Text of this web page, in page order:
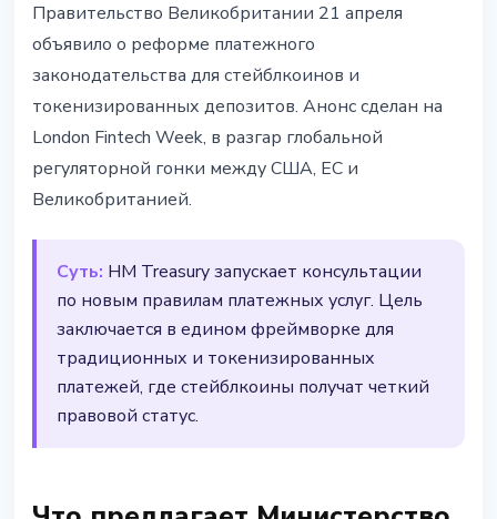
Великобритания реформирует
платежное законодательство
для стейблкоинов и
токенизированных депозитов
21 апреля 2026 г.2 мин чтения
Наталия Дорофеева
Правительство Великобритании 21 апреля
объявило о реформе платежного
законодательства для стейблкоинов и
токенизированных депозитов. Анонс сделан на
London Fintech Week, в разгар глобальной
регуляторной гонки между США, ЕС и
Великобританией.
Суть: HM Treasury запускает консультации
по новым правилам платежных услуг. Цель
заключается в едином фреймворке для
традиционных и токенизированных
платежей, где стейблкоины получат четкий
правовой статус.